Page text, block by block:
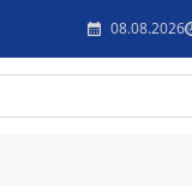
08.08.2026